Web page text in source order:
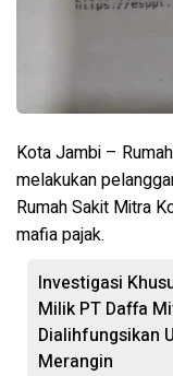
Kota Jambi –
melakukan
Rumah Sakit Mitra
mafia pajak.
Investigasi
Milik PT Daffa
Dialihfungsikan
Merangin